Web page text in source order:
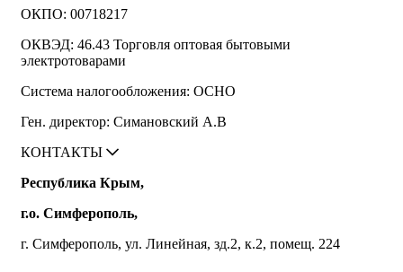
ОКПО: 00718217
ОКВЭД: 46.43 Торговля оптовая бытовыми
электротоварами
Система налогообложения: ОСНО
Ген. директор: Симановский А.В
КОНТАКТЫ
Республика Крым,
г.о. Симферополь,
г. Симферополь, ул. Линейная, зд.2, к.2, помещ. 224